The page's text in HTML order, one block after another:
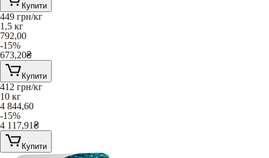
Купити
449 грн/кг
1,5 кг
792,00
-15%
673,20₴
Купити
412 грн/кг
10 кг
4 844,60
-15%
4 117,91₴
Купити